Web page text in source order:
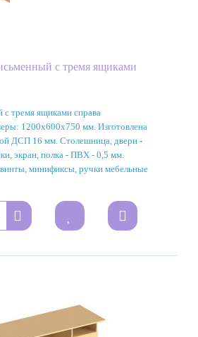
с тремя ящиками
тремя ящиками справа
1200х600х750 мм. Изготовлена
ДСП 16 мм. Столешница, двери -
экран, полка - ПВХ - 0,5 мм.
минификсы, ручки мебельные